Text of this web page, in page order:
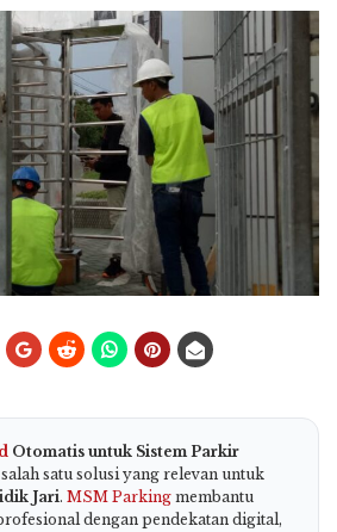
Otomatis untuk Sistem Parkir
satu solusi yang relevan untuk
Jari. MSM Parking membantu
dengan pendekatan digital,